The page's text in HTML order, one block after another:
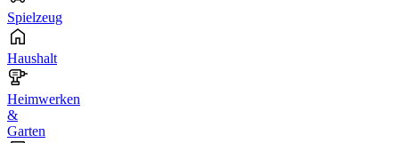
Spielzeug
Haushalt
Heimwerken
&
Garten